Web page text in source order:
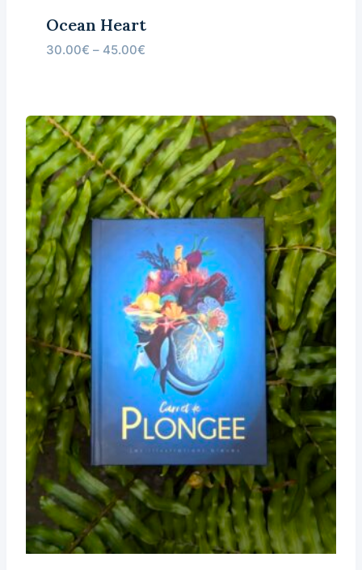
Ocean Heart
30.00€ – 45.00€